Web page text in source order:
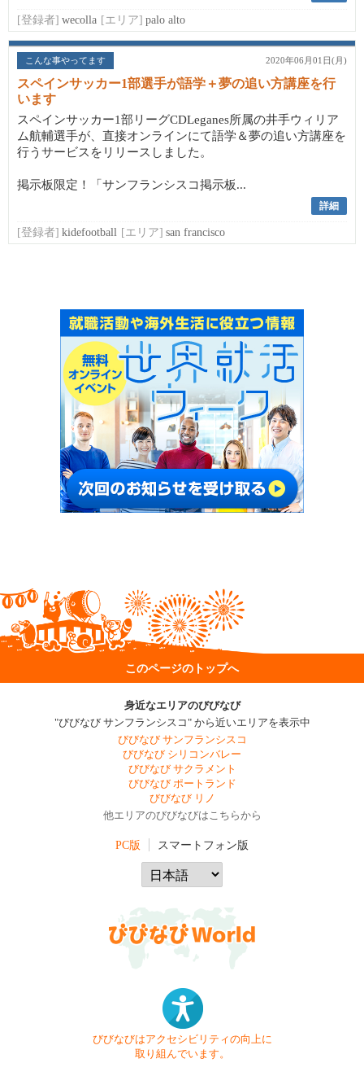
[登録者] wecolla [エリア] palo alto
こんな事やってます 2020年06月01日(月)
スペインサッカー1部選手が語学＋夢の追い方講座を行
います
スペインサッカー1部リーグCDLeganes所属の井手ウィリア
ム航輔選手が、直接オンラインにて語学＆夢の追い方講座を
行うサービスをリリースしました。
掲示板限定！「サンフランシスコ掲示板...
詳細
[登録者] kidefootball [エリア] san francisco
このページのトップへ
身近なエリアのびびなび
"びびなび サンフランシスコ" から近いエリアを表示中
びびなび サンフランシスコ
びびなび シリコンバレー
びびなび サクラメント
びびなび ポートランド
びびなび リノ
他エリアのびびなびはこちらから
PC版 スマートフォン版
びびなびはアクセシビリティの向上に
取り組んでいます。